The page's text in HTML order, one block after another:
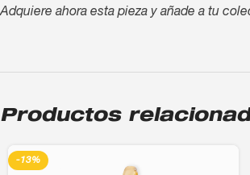
Adquiere ahora esta pieza y añade a tu
Productos
-13%